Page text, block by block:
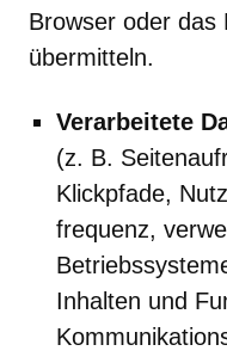
Browser oder das
übermitteln.
Verarbeitete
(z. B.
Klickpfade,
frequenz,
Inhalten und